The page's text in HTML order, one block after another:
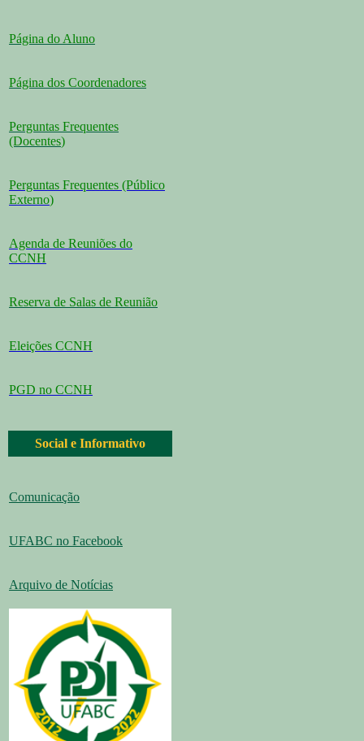
Página do Aluno
Página dos Coordenadores
Perguntas Frequentes
(Docentes)
Perguntas Frequentes (Público
Externo)
Agenda de Reuniões do
CCNH
Reserva de Salas de Reunião
Eleições CCNH
PGD no CCNH
Social e Informativo
Comunicação
UFABC no Facebook
Arquivo de Notícias